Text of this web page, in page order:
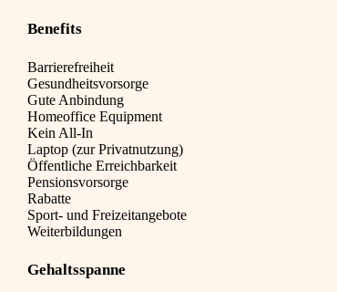
Benefits
Barrierefreiheit
Gesundheitsvorsorge
Gute Anbindung
Homeoffice Equipment
Kein All-In
Laptop (zur Privatnutzung)
Öffentliche Erreichbarkeit
Pensionsvorsorge
Rabatte
Sport- und Freizeitangebote
Weiterbildungen
Gehaltsspanne